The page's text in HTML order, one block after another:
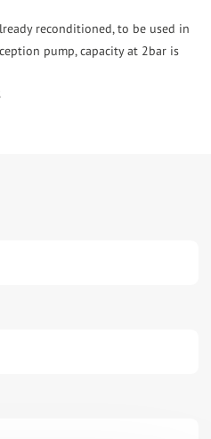
and
swipe
reconditioned, to be used in
pump, capacity at 2bar is